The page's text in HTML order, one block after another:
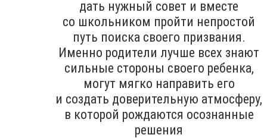
дать нужный совет и вместе
со школьником пройти непростой
путь поиска своего призвания.
Именно родители лучше всех знают
сильные стороны своего ребенка,
могут мягко направить его
и создать доверительную атмосферу,
в которой рождаются осознанные
решения